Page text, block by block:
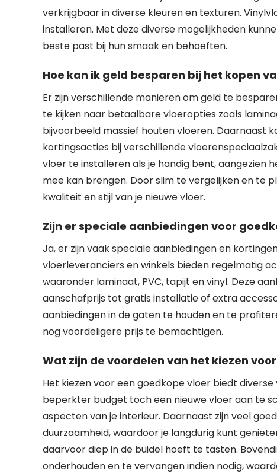
verkrijgbaar in diverse kleuren en texturen.
installeren. Met deze diverse mogelijkheden
beste past bij hun smaak en behoeften.
Hoe kan ik geld besparen bij het kopen
Er zijn verschillende manieren om geld te
te kijken naar betaalbare vloeropties zoals
bijvoorbeeld massief houten vloeren. Daarnaast
kortingsacties bij verschillende
vloer te installeren als je handig bent, aangezien
mee kan brengen. Door slim te vergelijken en te
kwaliteit en stijl van je nieuwe vloer.
Zijn er speciale aanbiedingen voor
Ja, er zijn vaak speciale aanbiedingen en
vloerleveranciers en winkels bieden regelmatig
waaronder laminaat, PVC, tapijt en vinyl. Deze
aanschafprijs tot gratis installatie of extra
aanbiedingen in de gaten te houden en te
nog voordeligere prijs te bemachtigen.
Wat zijn de voordelen van het kiezen
Het kiezen voor een goedkope vloer biedt
beperkter budget toch een nieuwe vloer aan te
aspecten van je interieur. Daarnaast zijn veel
duurzaamheid, waardoor je langdurig kunt
daarvoor diep in de buidel hoeft te tasten.
onderhouden en te vervangen indien nodig,